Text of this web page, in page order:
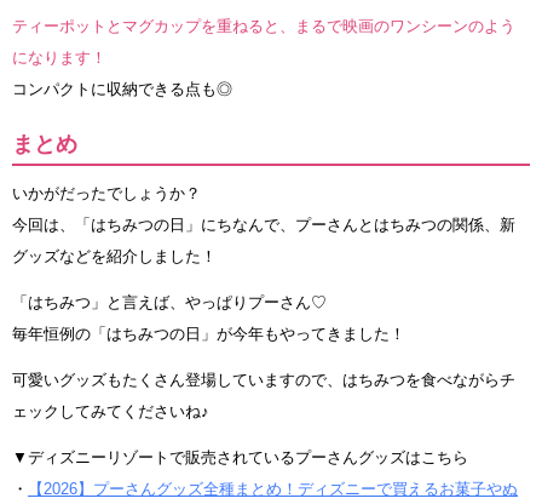
ティーポットとマグカップを重ねると、まるで映画のワンシーンのよう
になります！
コンパクトに収納できる点も◎
まとめ
いかがだったでしょうか？
今回は、「はちみつの日」にちなんで、プーさんとはちみつの関係、新
グッズなどを紹介しました！
「はちみつ」と言えば、やっぱりプーさん♡
毎年恒例の「はちみつの日」が今年もやってきました！
可愛いグッズもたくさん登場していますので、はちみつを食べながらチ
ェックしてみてくださいね♪
▼ディズニーリゾートで販売されているプーさんグッズはこちら
・
【2026】プーさんグッズ全種まとめ！ディズニーで買えるお菓子やぬ